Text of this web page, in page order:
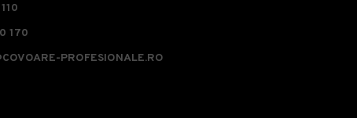
170
PROFESIONALE.RO